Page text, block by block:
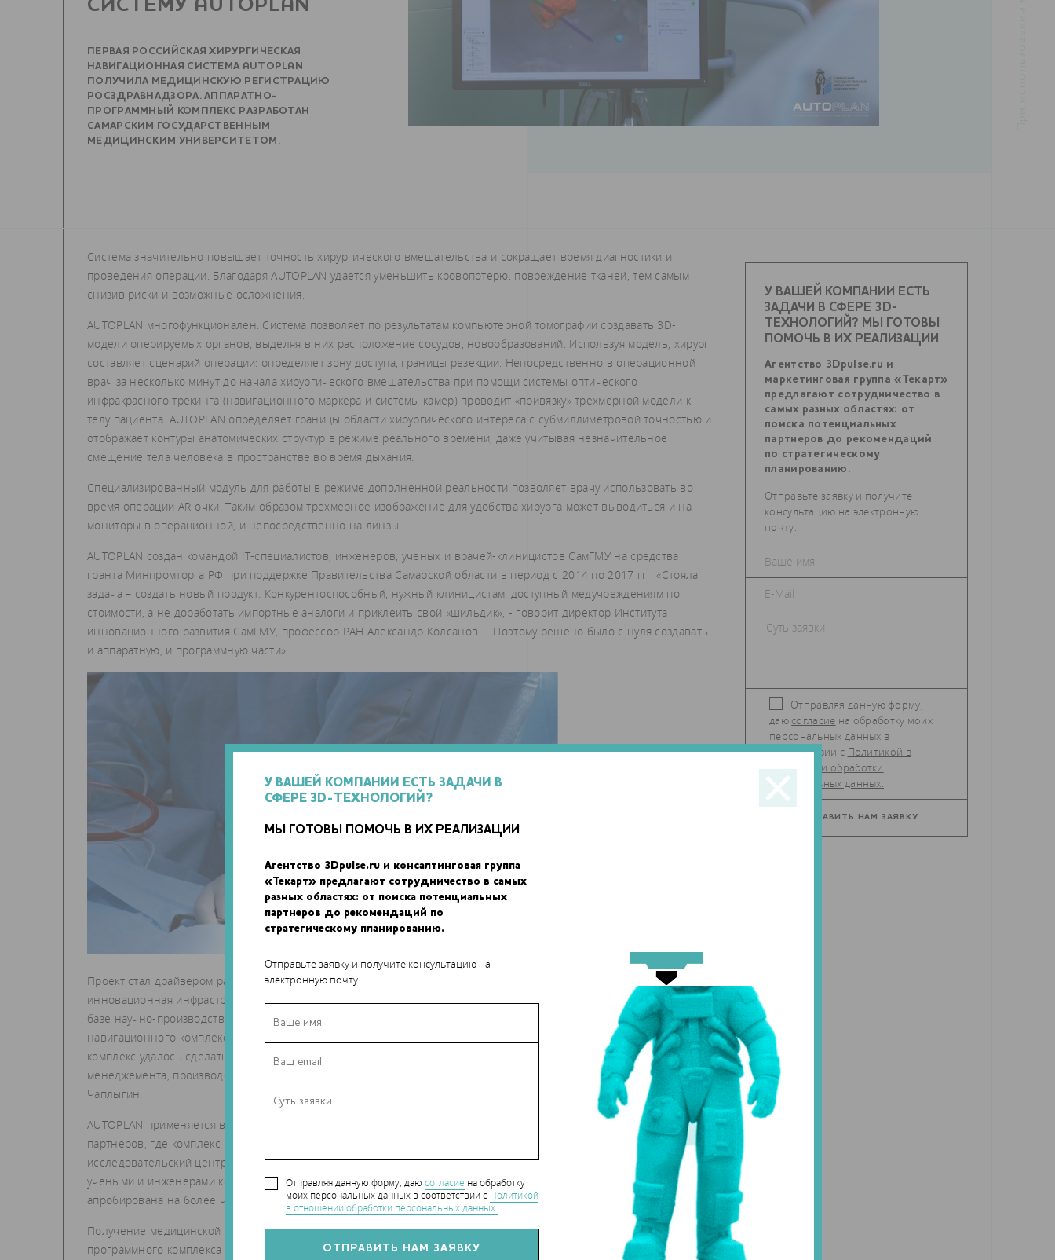
У ВАШЕЙ КОМПАНИИ ЕСТЬ ЗАДАЧИ В
СФЕРЕ 3D-ТЕХНОЛОГИЙ?
МЫ ГОТОВЫ ПОМОЧЬ В ИХ РЕАЛИЗАЦИИ
Агентство 3Dpulse.ru и консалтинговая группа
«Текарт» предлагают сотрудничество в самых
разных областях: от поиска потенциальных
партнеров до рекомендаций по
стратегическому планированию.
Отправьте заявку и получите консультацию на
электронную почту.
Отправляя данную форму, даю согласие на обработку
моих персональных данных в соответствии с Политикой
в отношении обработки персональных данных.
СИСТЕМУ AUTOPLAN
ПЕРВАЯ РОССИЙСКАЯ ХИРУРГИЧЕСКАЯ
НАВИГАЦИОННАЯ СИСТЕМА AUTOPLAN
ПОЛУЧИЛА МЕДИЦИНСКУЮ РЕГИСТРАЦИЮ
РОСЗДРАВНАДЗОРА. АППАРАТНО-
ПРОГРАММНЫЙ КОМПЛЕКС РАЗРАБОТАН
САМАРСКИМ ГОСУДАРСТВЕННЫМ
МЕДИЦИНСКИМ УНИВЕРСИТЕТОМ.
Система значительно повышает точность хирургического вмешательства и сокращает время диагностики и
проведения операции. Благодаря AUTOPLAN удается уменьшить кровопотерю, повреждение тканей, тем самым
снизив риски и возможные осложнения.
AUTOPLAN многофункционален. Система позволяет по результатам компьютерной томографии создавать 3D-
модели оперируемых органов, выделяя в них расположение сосудов, новообразований. Используя модель, хирург
составляет сценарий операции: определяет зону доступа, границы резекции. Непосредственно в операционной
врач за несколько минут до начала хирургического вмешательства при помощи системы оптического
инфракрасного трекинга (навигационного маркера и системы камер) проводит «привязку» трехмерной модели к
телу пациента. AUTOPLAN определяет границы области хирургического интереса с субмиллиметровой точностью и
отображает контуры анатомических структур в режиме реального времени, даже учитывая незначительное
смещение тела человека в пространстве во время дыхания.
Специализированный модуль для работы в режиме дополненной реальности позволяет врачу использовать во
время операции AR-очки. Таким образом трехмерное изображение для удобства хирурга может выводиться и на
мониторы в операционной, и непосредственно на линзы.
AUTOPLAN создан командой IT-специалистов, инженеров, ученых и врачей-клиницистов СамГМУ на средства
гранта Минпромторга РФ при поддержке Правительства Самарской области в период с 2014 по 2017 гг. «Стояла
задача – создать новый продукт. Конкурентоспособный, нужный клиницистам, доступный медучреждениям по
стоимости, а не доработать импортные аналоги и приклеить свой «шильдик», - говорит директор Института
инновационного развития СамГМУ, профессор РАН Александр Колсанов. – Поэтому решено было с нуля создавать
и аппаратную, и программную части».
Проект стал драйвером развития университета. В рамках его реализации продолжила формироваться вузовская
инновационная инфраструктура. Специально под проект была подобрана собственная команда разработчиков. На
базе научно-производственного технопарка университета велась разработка аппаратной части хирургического
навигационного комплекса. «За 4 года «железо» несколько раз претерпевало значительную модификацию. В итоге
комплекс удалось сделать на 70% из отечественных материалов», - комментирует руководитель отдела проектного
менеджемента, производства и инжиниринга Института инновационного развития СамГМУ, доцент Сергей
Чаплыгин.
AUTOPLAN применяется в травматологии, ортопедии, онкологии, нейрохирургии. Одним из ключевых учреждений-
партнеров, где комплекс применялся в режиме опытной эксплуатации, стал Национальный медицинский
исследовательский центр нейрохирургии им. ак. Н.Н. Бурденко (Москва). При помощи разработанного самарскими
учеными и инженерами комплекса спланированы и проведены 16 операций на головном мозге. А всего навигация
апробирована на более чем на 200 пациентах.
Получение медицинской регистрации дает право на серийное производство и реализацию аппаратно-
программного комплекса на территории России. Широкое внедрение отечественной навигационной системы в
У ВАШЕЙ КОМПАНИИ ЕСТЬ
ЗАДАЧИ В СФЕРЕ 3D-
ТЕХНОЛОГИЙ? МЫ ГОТОВЫ
ПОМОЧЬ В ИХ РЕАЛИЗАЦИИ
Агентство 3Dpulse.ru и
маркетинговая группа «Текарт»
предлагают сотрудничество в
самых разных областях: от
поиска потенциальных
партнеров до рекомендаций
по стратегическому
планированию.
Отправьте заявку и получите
консультацию на электронную
почту.
Отправляя данную форму,
даю согласие
персональных данных в
соответствии с Политикой в
отношении обработки
персональных данных.